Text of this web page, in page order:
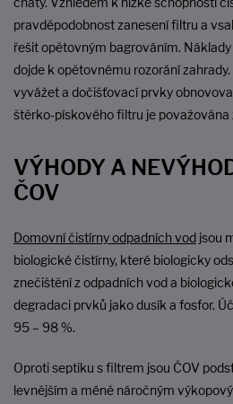
pravděpodobnost zanesení filtru a
řešit opětovným bagrováním.
dojde k opětovnému rozorání
vyvážet a dočišťovací prvky
štěrko-pískového filtru je považována
VÝHODY A
ČOV
Domovní čistírny odpadních vod jsou
biologické čistírny, které biologicky
znečištění z odpadních vod a
degradaci prvků jako dusík a fosfor.
95 – 98 %.
Oproti septiku s filtrem jsou ČOV
levnějším a méně náročným